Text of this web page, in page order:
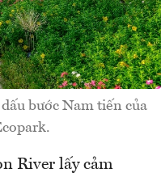
bước Nam tiến của
River lấy cảm